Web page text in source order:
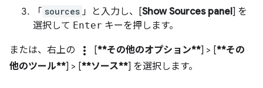
「 sources 」と入力し、[Show Sources panel] を
選択して Enter キーを押します。
または、右上の more_vert [**その他のオプション**] > [**その
他のツール**] > [**ソース**] を選択します。